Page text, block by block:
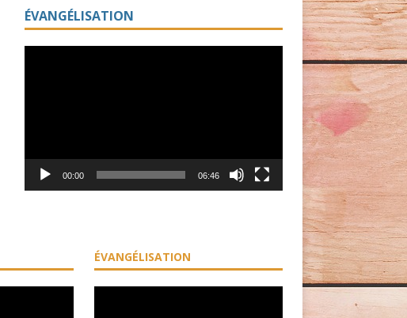
ÉVANGÉLISATION
00:00 06:46
ÉVANGÉLISATION